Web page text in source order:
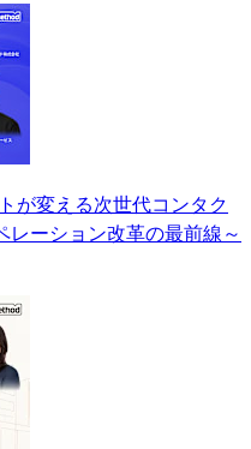
が変える次世代コンタク
レーション改革の最前線～